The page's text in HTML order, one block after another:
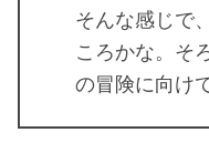
そんな感じで
ころかな。そ
の冒険に向け